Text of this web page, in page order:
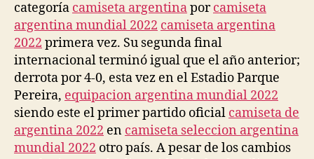
categoría camiseta argentinaporcamiseta
argentina mundial 2022 camiseta argentina
2022 primera vez. Su segunda final
internacional terminó igual que el año anterior;
derrota por 4-0, esta vez en el Estadio Parque
Pereira, equipacion argentina mundial 2022
siendo este el primer partido oficial camiseta de
argentina 2022 en camiseta seleccion argentina
mundial 2022 otro país. A pesar de los cambios